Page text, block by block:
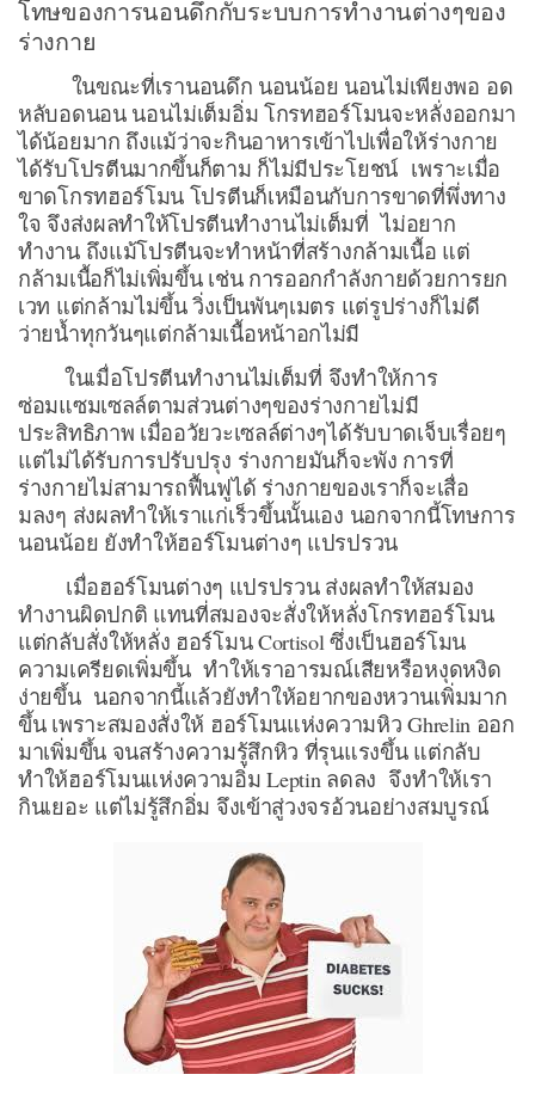
โทษของการนอนดึกกับระบบการทำงานต่างๆของ
ร่างกาย
ในขณะที่เรานอนดึก นอนน้อย นอนไม่เพียงพอ อด
หลับอดนอน นอนไม่เต็มอิ่ม โกรทฮอร์โมนจะหลั่งออกมา
ได้น้อยมาก ถึงแม้ว่าจะกินอาหารเข้าไปเพื่อให้ร่างกาย
ได้รับโปรตีนมากขึ้นก็ตาม ก็ไม่มีประโยชน์ เพราะเมื่อ
ขาดโกรทฮอร์โมน โปรตีนก็เหมือนกับการขาดที่พึ่งทาง
ใจ จึงส่งผลทำให้โปรตีนทำงานไม่เต็มที่ ไม่อยาก
ทำงาน ถึงแม้โปรตีนจะทำหน้าที่สร้างกล้ามเนื้อ แต่
กล้ามเนื้อก็ไม่เพิ่มขึ้น เช่น การออกกำลังกายด้วยการยก
เวท แต่กล้ามไม่ขึ้น วิ่งเป็นพันๆเมตร แต่รูปร่างก็ไม่ดี
ว่ายน้ำทุกวันๆแต่กล้ามเนื้อหน้าอกไม่มี
ในเมื่อโปรตีนทำงานไม่เต็มที่ จึงทำให้การ
ซ่อมแซมเซลล์ตามส่วนต่างๆของร่างกายไม่มี
ประสิทธิภาพ เมื่ออวัยวะเซลล์ต่างๆได้รับบาดเจ็บเรื่อยๆ
แต่ไม่ได้รับการปรับปรุง ร่างกายมันก็จะพัง การที่
ร่างกายไม่สามารถฟื้นฟูได้ ร่างกายของเราก็จะเสื่อ
มลงๆ ส่งผลทำให้เราแก่เร็วขึ้นนั้นเอง นอกจากนี้โทษการ
นอนน้อย ยังทำให้ฮอร์โมนต่างๆ แปรปรวน
เมื่อฮอร์โมนต่างๆ แปรปรวน ส่งผลทำให้สมอง
ทำงานผิดปกติ แทนที่สมองจะสั่งให้หลั่งโกรทฮอร์โมน
แต่กลับสั่งให้หลั่ง ฮอร์โมน Cortisol ซึ่งเป็นฮอร์โมน
ความเครียดเพิ่มขึ้น ทำให้เราอารมณ์เสียหรือหงุดหงิด
ง่ายขึ้น นอกจากนี้แล้วยังทำให้อยากของหวานเพิ่มมาก
ขึ้น เพราะสมองสั่งให้ ฮอร์โมนแห่งความหิว Ghrelin ออก
มาเพิ่มขึ้น จนสร้างความรู้สึกหิว ที่รุนแรงขึ้น แต่กลับ
ทำให้ฮอร์โมนแห่งความอิ่ม Leptin ลดลง จึงทำให้เรา
กินเยอะ แต่ไม่รู้สึกอิ่ม จึงเข้าสู่วงจรอ้วนอย่างสมบูรณ์